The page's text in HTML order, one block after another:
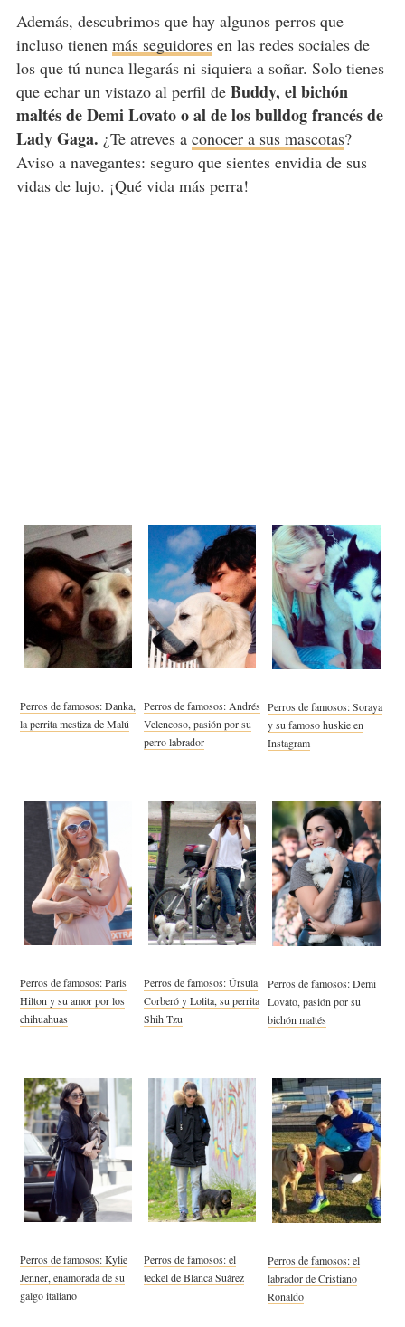
Además, descubrimos que hay algunos perros que
incluso tienen más seguidoresen las redes sociales de
los que tú nunca llegarás ni siquiera a soñar. Solo tienes
que echar un vistazo al perfil de Buddy, el bichón
maltés de Demi Lovato o al de los bulldog francés de
Lady Gaga. ¿Te atreves a conocer a sus mascotas?
Aviso a navegantes: seguro que sientes envidia de sus
vidas de lujo. ¡Qué vida más perra!
Perros de famosos: Danka,
la perrita mestiza de Malú
Perros de famosos: Andrés
Velencoso, pasión por su
perro labrador
Perros de famosos: Soraya
y su famoso huskie en
Instagram
Perros de famosos: Paris
Hilton y su amor por los
chihuahuas
Perros de famosos: Úrsula
Corberó y Lolita, su perrita
Shih Tzu
Perros de famosos: Demi
Lovato, pasión por su
bichón maltés
Perros de famosos: Kylie
Jenner, enamorada de su
galgo italiano
Perros de famosos: el
teckel de Blanca Suárez
Perros de famosos: el
labrador de Cristiano
Ronaldo